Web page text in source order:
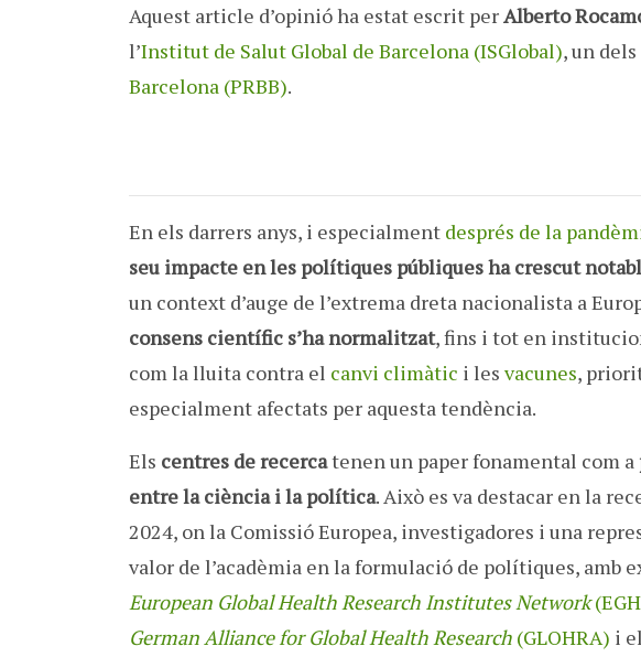
Aquest article d’opinió ha estat escrit perAlberto
l’Institut de Salut Global de Barcelona (ISGlobal), un
Barcelona (PRBB).
En els darrers anys, i especialment després de la
seu impacte en les polítiques públiques ha crescut
un context d’auge de l’extrema dreta nacionalista a
consens científic s’ha normalitzat, fins i tot en
com la lluita contra el canvi climàtic i les vacunes,
especialment afectats per aquesta tendència.
Els centres de recercatenen un paper fonamental com a
entre la ciència i la política. Això es va destacar en la
2024, on la Comissió Europea, investigadores i una
valor de l’acadèmia en la formulació de polítiques, amb
European Global Health Research Institutes Network
German Alliance for Global Health Research (GLOHRA) i